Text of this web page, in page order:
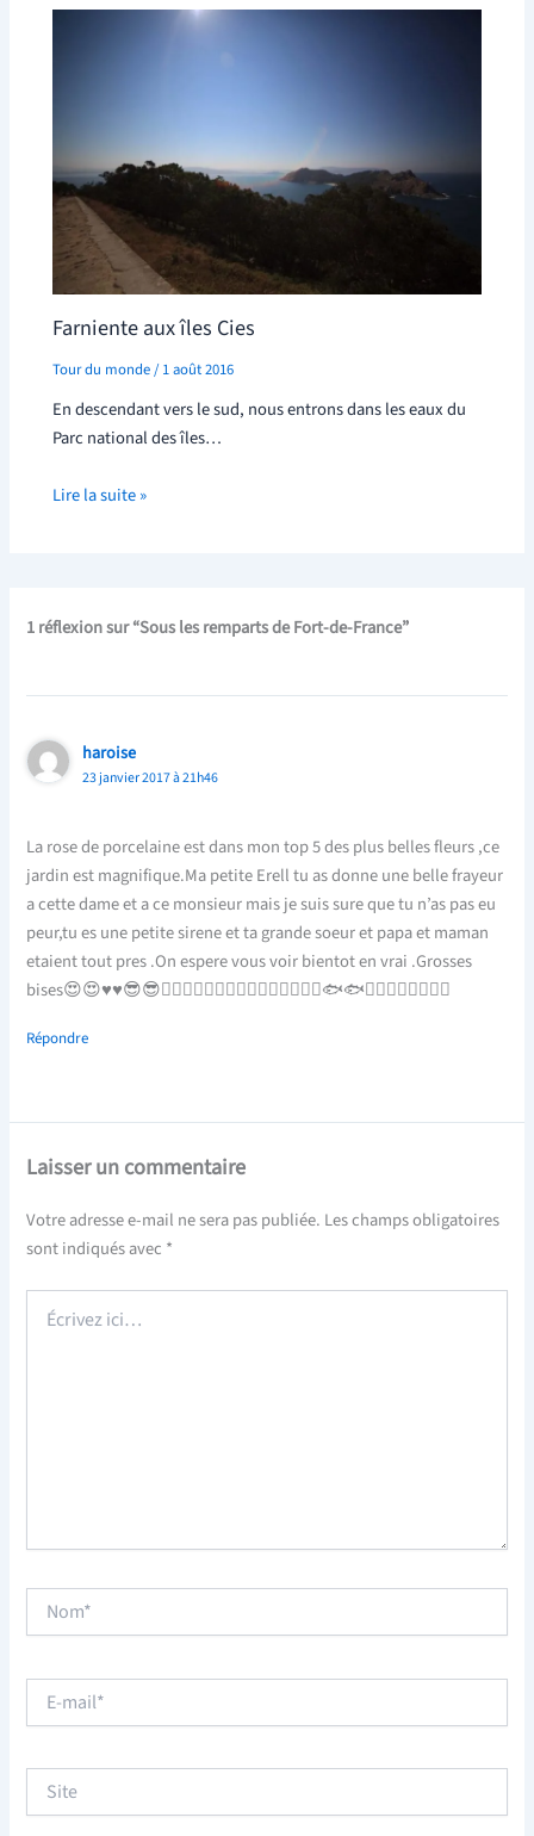
Farniente aux îles Cies
Tour du monde/1 août 2016
En descendant vers le sud, nous entrons dans les eaux du
Parc national des îles…
Lire la suite »
1 réflexion sur “Sous les remparts de Fort-de-France”
haroise
23 janvier 2017 à 21h46
La rose de porcelaine est dans mon top 5 des plus belles fleurs ,ce
jardin est magnifique.Ma petite Erell tu as donne une belle frayeur
a cette dame et a ce monsieur mais je suis sure que tu n’as pas eu
peur,tu es une petite sirene et ta grande soeur et papa et maman
etaient tout pres .On espere vous voir bientot en vrai .Grosses
bises😍😍♥️♥️😎😎🏊🏽🏊🏽👨‍👩‍👧‍👧👨‍👩‍👧‍👧🎒🐬🐬🐟🐟🐠🐠🦐🦐🌴🌴🍍🍍
Répondre
Laisser un commentaire
Votre adresse e-mail ne sera pas publiée. Les champs obligatoires
sont indiqués avec *
ici…
mail*
Site